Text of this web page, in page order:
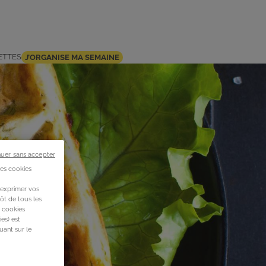
J’ORGANISE MA SEMAINE
cookies
vos
de tous les
cookies
est
sur le
sans accepter